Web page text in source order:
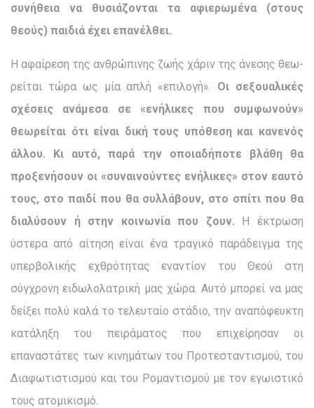
συνήθεια να θυσιάζονται τα αφιερωμένα (στους
θεούς) παι­διά έχει επανέλθει.
Η αφαίρεση της ανθρώπινης ζωής χάριν της άνεσης θεω­
ρείται τώρα ως μία απλή «επιλογή». Οι σεξουαλικές
σχέσεις ανάμεσα σε «ενήλικες που συμφωνούν»
θεωρείται ότι είναι δική τους υπόθεση και κανενός
άλλου. Κι αυτό, παρά την οποιαδήποτε βλάθη θα
προξενήσουν οι «συναινούντες ενήλικες» στον εαυτό
τους, στο παιδί που θα συλλάβουν, στο σπίτι που θα
διαλύσουν ή στην κοινωνία που ζουν. Η έκτρωση
ύστερα από αί­τηση είναι ένα τραγικό παράδειγμα της
υπερβολικής εχθρότητας εναντίον του Θεού στη
σύγχρονη ειδωλολατρική μας χώρα. Αυτό μπορεί να μας
δείξει πολύ καλά το τελευταίο στάδιο, την αναπόφευκτη
κατάληξη του πειράματος που επιχείρησαν οι
επαναστάτες των κινημάτων του Προτεσταντισμού, του
Διαφωτιστισμού και του Ρομαντισμού με τον εγωιστικό
τους ατομικισμό.